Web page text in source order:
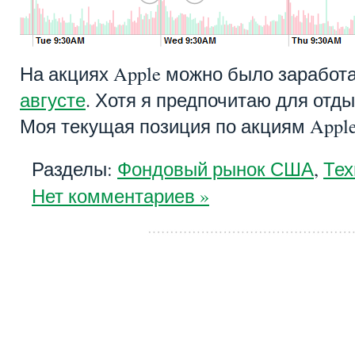
На акциях Apple можно было
августе. Хотя я предпочитаю для
Моя текущая позиция по акциям
Разделы: Фондовый рынок США,
Нет комментариев »